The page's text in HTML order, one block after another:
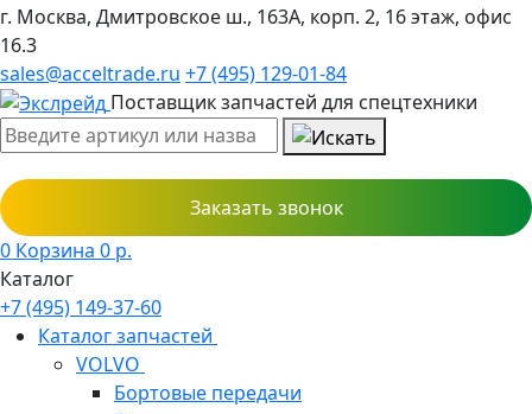
г. Москва, Дмитровское ш., 163А, корп. 2, 16 этаж, офис
16.3
sales@acceltrade.ru +7 (495) 129-01-84
Поставщик запчастей для спецтехники
Заказать звонок
0 Корзина 0 р.
Каталог
+7 (495) 149-37-60
Каталог запчастей
VOLVO
Бортовые передачи